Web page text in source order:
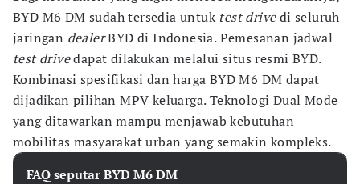
BYD M6 DM sudah tersedia untuk test drivedi seluruh
jaringan dealerBYD di Indonesia. Pemesanan jadwal
test drivedapat dilakukan melalui situs resmi BYD.
Kombinasi spesifikasi dan harga BYD M6 DM dapat
dijadikan pilihan MPV keluarga. Teknologi Dual Mode
yang ditawarkan mampu menjawab kebutuhan
mobilitas masyarakat urban yang semakin kompleks.
FAQ seputar BYD M6 DM